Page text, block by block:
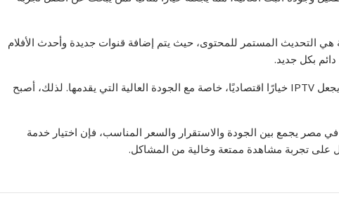
هي التحديث المستمر للمحتوى، حيث يتم إضافة قنوات جديدة وأحدث الأفلام
بكل جديد.
كما أن السعر المناسب مقارنة بالخدمات التقليدية يجعل IPTV خيارًا اقتصاديًا، خاصة مع الجودة العالية التي يقدمها. لذلك، أصبح
في النهاية، إذا كنت تبحث عن أفضل اشتراك IPTV في مصر يجمع بين الجودة والاستقرار والسعر المناسب، فإن اختيار خدمة
تجربة مشاهدة ممتعة وخالية من المشاكل.